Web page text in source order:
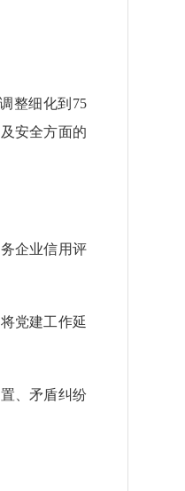
整细化到75
安全方面的
企业信用评
党建工作延
、矛盾纠纷